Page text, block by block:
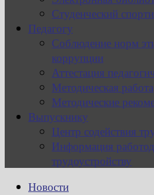
Студенческий
Педагогу
Соблюдение норм
коррупции
Аттестация
Методическая работа
Методические
Выпускнику
Центр содействия
Информация
трудоустройству
Новости